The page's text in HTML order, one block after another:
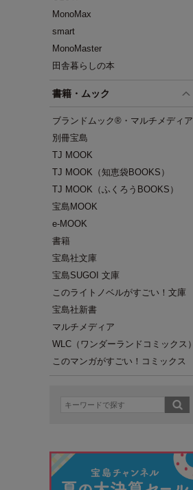
MonoMax
smart
MonoMaster
田舎暮らしの本
書籍・ムック
ブランドムック®・マルチメディア
別冊宝島
TJ MOOK
TJ MOOK（知恵袋BOOKS）
TJ MOOK（ふくろうBOOKS）
宝島MOOK
e-MOOK
書籍
宝島社文庫
宝島SUGOI 文庫
このライトノベルがすごい！文庫
宝島社新書
マルチメディア
WLC（ワンダーランドコミックス）
このマンガがすごい！コミックス